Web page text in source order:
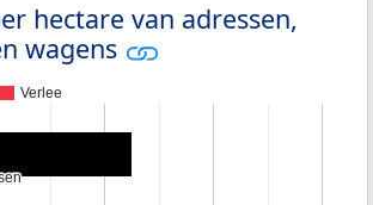
hectare van adressen,
wagens
Verlee